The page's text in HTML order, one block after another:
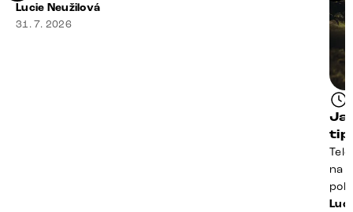
hromadu dopisů, které je potřeba „někdy vyřídit“. Pak
ale přijdou Vánoce, narozeniny nebo zpráva: „Stavíme
Lucie Neužilová
31. 7. 2026
na